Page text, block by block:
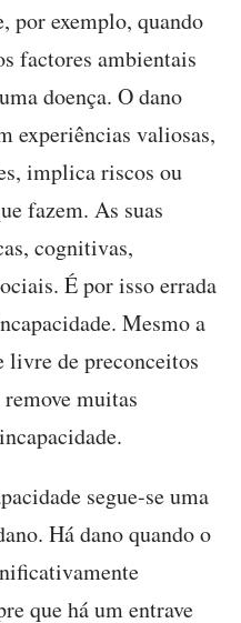
por exemplo, quando
factores ambientais
doença. O dano
experiências valiosas,
implica riscos ou
fazem. As suas
cognitivas,
É por isso errada
Mesmo a
livre de preconceitos
muitas
segue-se uma
Há dano quando o
que há um entrave